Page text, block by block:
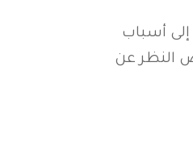
أسباب
النظر عن